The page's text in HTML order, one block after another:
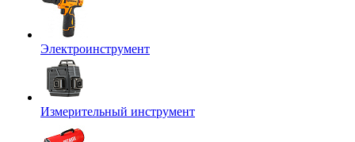
Электроинструмент
Измерительный инструмент